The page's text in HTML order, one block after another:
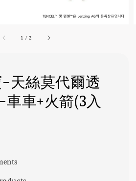
1 /2
絲莫代爾透
車+火箭(3入